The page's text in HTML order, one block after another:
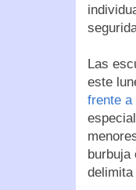
Las
este
frente
burbuja